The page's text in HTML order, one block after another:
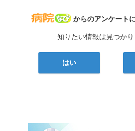
病院なび
からのアンケート
知りたい情報は見つか
はい